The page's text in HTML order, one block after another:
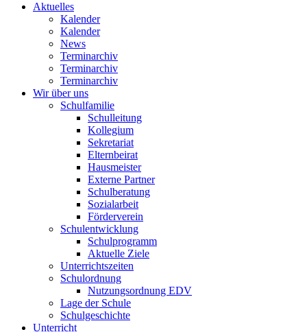
Aktuelles
Kalender
Kalender
News
Terminarchiv
Terminarchiv
Terminarchiv
Wir über uns
Schulfamilie
Schulleitung
Kollegium
Sekretariat
Elternbeirat
Hausmeister
Externe Partner
Schulberatung
Sozialarbeit
Förderverein
Schulentwicklung
Schulprogramm
Aktuelle Ziele
Unterrichtszeiten
Schulordnung
Nutzungsordnung EDV
Lage der Schule
Schulgeschichte
Unterricht